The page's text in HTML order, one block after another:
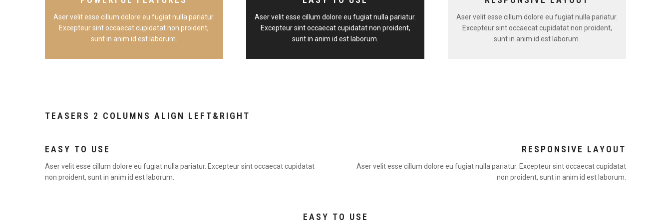
Aser velit esse cillum dolore eu fugiat nulla pariatur.
Excepteur sint occaecat cupidatat non proident,
sunt in anim id est laborum.
Aser velit esse cillum dolore eu fugiat nulla pariatur.
Excepteur sint occaecat cupidatat non proident,
sunt in anim id est laborum.
Aser velit esse cillum dolore eu fugiat nulla pariatur.
Excepteur sint occaecat cupidatat non proident,
sunt in anim id est laborum.
TEASERS 2 COLUMNS ALIGN LEFT&RIGHT
EASY TO USE
Aser velit esse cillum dolore eu fugiat nulla pariatur. Excepteur sint occaecat cupidatat
non proident, sunt in anim id est laborum.
RESPONSIVE LAYOUT
Aser velit esse cillum dolore eu fugiat nulla pariatur. Excepteur sint occaecat cupidatat
non proident, sunt in anim id est laborum.
EASY TO USE